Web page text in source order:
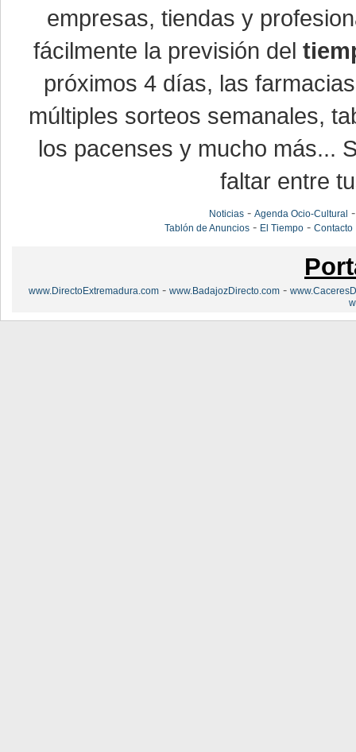
empresas, tiendas y
fácilmente la previsión del
próximos 4 días, las
múltiples sorteos semanales,
los pacenses y mucho más...
faltar entre
Noticias -Agenda Ocio-Cultural
Tablón de Anuncios - El Tiempo -Contacto
www.DirectoExtremadura.com - www.BadajozDirecto.com -